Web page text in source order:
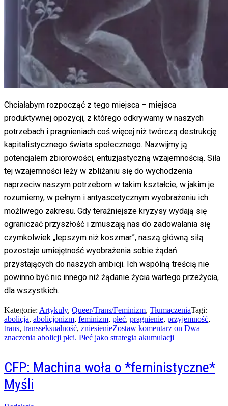
Chciałabym rozpocząć z tego miejsca – miejsca
produktywnej opozycji, z którego odkrywamy w naszych
potrzebach i pragnieniach coś więcej niż twórczą destrukcję
kapitalistycznego świata społecznego. Nazwijmy ją
potencjałem zbiorowości, entuzjastyczną wzajemnością. Siła
tej wzajemności leży w zbliżaniu się do wychodzenia
naprzeciw naszym potrzebom w takim kształcie, w jakim je
rozumiemy, w pełnym i antyascetycznym wyobrażeniu ich
możliwego zakresu. Gdy teraźniejsze kryzysy wydają się
ograniczać przyszłość i zmuszają nas do zadowalania się
czymkolwiek „lepszym niż koszmar”, naszą główną siłą
pozostaje umiejętność wyobrażenia sobie żądań
przystających do naszych ambicji. Ich wspólną treścią nie
powinno być nic innego niż żądanie życia wartego przeżycia,
dla wszystkich.
Kategorie: Artykuły, Queer/Trans/Feminizm, TłumaczeniaTagi:
abolicja, abolicjonizm, feminizm, płeć, pragnienie, przyjemność,
trans, transseksualność, zniesienieZostaw komentarz on Dwa
znaczenia abolicji płci. Płeć jako strategia akumulacji
CFP: Machina woła o *feministyczne*
Myśli